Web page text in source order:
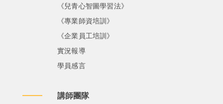
《兒青心智圖學習法》
《專業師資培訓》
《企業員工培訓》
實況報導
學員感言
講師團隊